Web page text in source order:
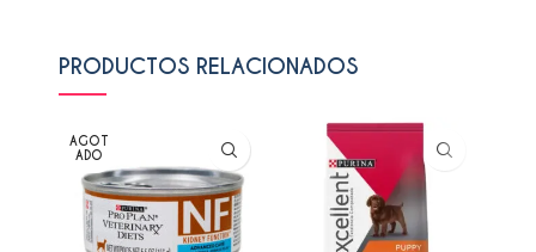
PRODUCTOS RELACIONADOS
AGOT
ADO